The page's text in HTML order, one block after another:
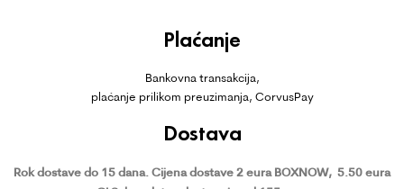
Plaćanje
Bankovna transakcija,
plaćanje prilikom preuzimanja, CorvusPay
Dostava
Rok dostave do 15 dana. Cijena dostave 2 eura BOXNOW, 5.50 eura